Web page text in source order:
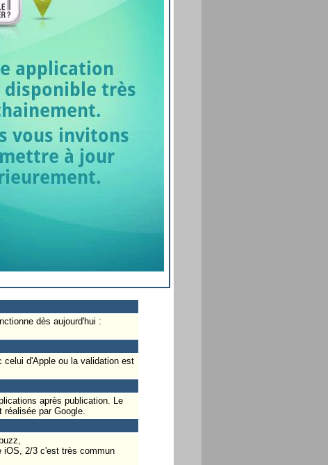
dès aujourd'hui :
d'Apple ou la validation est
après publication. Le
par Google.
iOS, 2/3 c'est très commun